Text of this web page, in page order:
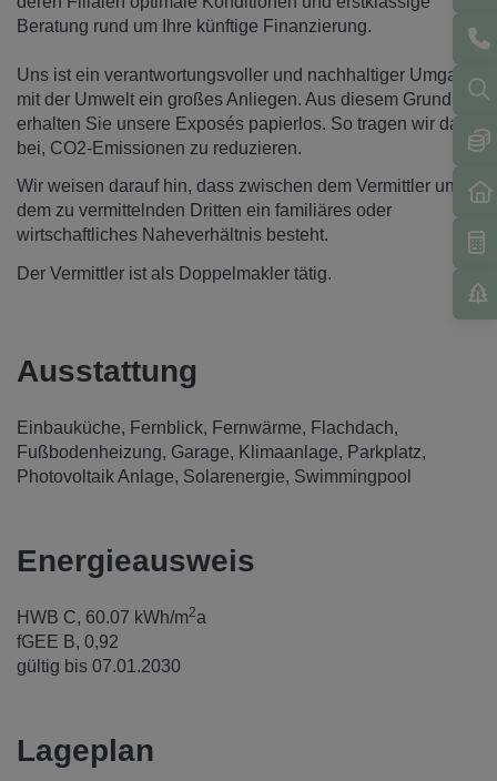
Beratung rund um Ihre künftige Finanzierung.
Uns ist ein verantwortungsvoller und nachhaltiger Umgang
mit der Umwelt ein großes Anliegen. Aus diesem Grund
erhalten Sie unsere Exposés papierlos. So tragen wir dazu
bei, CO2-Emissionen zu reduzieren.
Wir weisen darauf hin, dass zwischen dem Vermittler und
dem zu vermittelnden Dritten ein familiäres oder
wirtschaftliches Naheverhältnis besteht.
Der Vermittler ist als Doppelmakler tätig.
Ausstattung
Einbauküche Fernblick Fernwärme
Flachdach
Fußbodenheizung Garage Klimaanlage
Parkplatz
Photovoltaik Anlage Solarenergie Swimmingpool
Energieausweis
HWB C, 60.07 kWh/m2a
fGEE B, 0,92
gültig bis 07.01.2030
Lageplan